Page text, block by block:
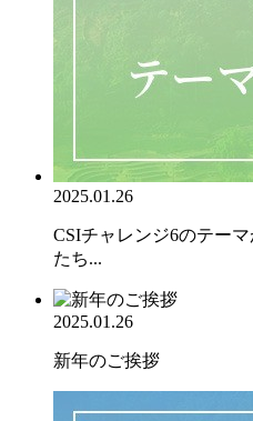
2025.01.26
CSIチャレンジ6のテー
たち...
2025.01.26
新年のご挨拶